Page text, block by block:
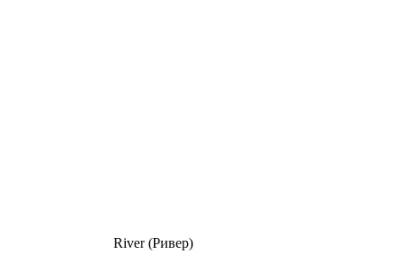
River (Ривер)